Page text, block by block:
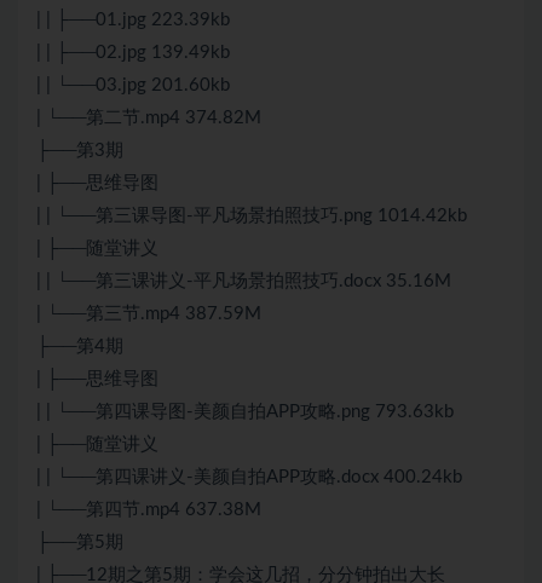
| | ├──01.jpg 223.39kb
| | ├──02.jpg 139.49kb
| | └──03.jpg 201.60kb
| └──第二节.mp4 374.82M
├──第3期
| ├──思维导图
| | └──第三课导图-平凡场景拍照技巧.png 1014.42kb
| ├──随堂讲义
| | └──第三课讲义-平凡场景拍照技巧.docx 35.16M
| └──第三节.mp4 387.59M
├──第4期
| ├──思维导图
| | └──第四课导图-美颜自拍APP攻略.png 793.63kb
| ├──随堂讲义
| | └──第四课讲义-美颜自拍APP攻略.docx 400.24kb
| └──第四节.mp4 637.38M
├──第5期
| ├──12期之第5期：学会这几招，分分钟拍出大长